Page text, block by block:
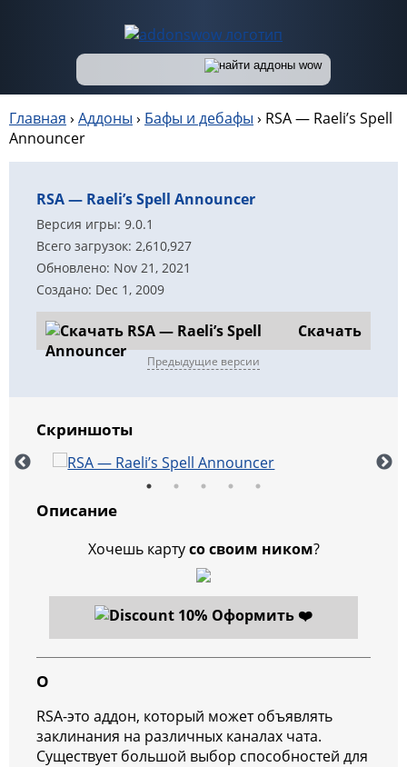
Главная › Аддоны › Бафы и дебафы › RSA — Raeli’s Spell
Announcer
RSA — Raeli’s Spell Announcer
Версия игры: 9.0.1
Всего загрузок: 2,610,927
Обновлено: Nov 21, 2021
Создано: Dec 1, 2009
Скачать
Предыдущие версии
Скриншоты
Описание
Хочешь картусо своим ником?
Оформить ❤️
О
RSA-это аддон, который может объявлять
заклинания на различных каналах чата.
Существует большой выбор способностей для